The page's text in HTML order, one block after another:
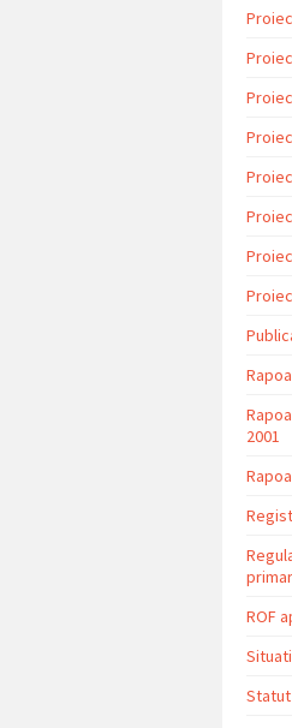
2001
primar
ROF
Statut